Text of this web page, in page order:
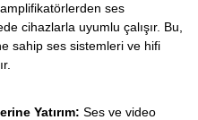
ses
cihazlarla uyumlu çalışır. Bu,
sahip ses sistemleri ve hifi
Yatırım: Ses ve video